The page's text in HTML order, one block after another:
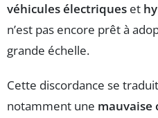
véhicules électriques et
n’est pas encore prêt à
grande échelle.
Cette discordance se
notamment une mauvaise